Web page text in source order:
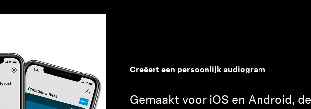
Creëert een persoonlijk audiogram
Gemaakt voor iOS en Android, de
Inloggen vereist
Meld u aan bij uw account om producten aan uw verlanglijst
toe te voegen en uw eerder opgeslagen artikelen te bekijken.